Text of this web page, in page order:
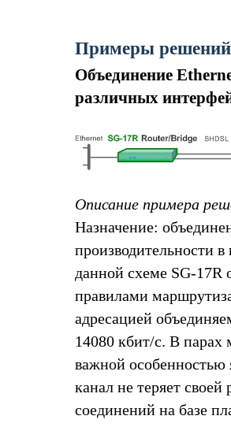
Примеры решений
Объединение
различных
Описание примера
Назначение:
производительности
данной схеме SG-17R
правилами
адресацией
14080 кбит/c. В парах
важной особенностью
канал не теряет
соединений на базе